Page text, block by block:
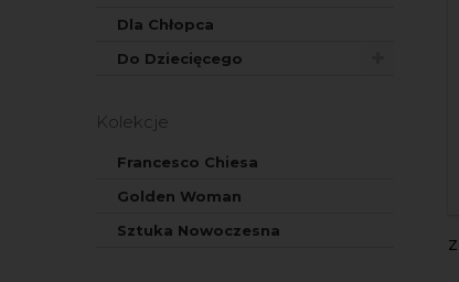
Dla Chłopca
Do Dziecięcego
Kolekcje
Francesco Chiesa
Golden Woman
Sztuka Nowoczesna